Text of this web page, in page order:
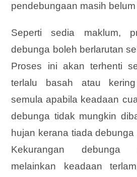
pendebungaan masih
Seperti sedia maklum,
debunga boleh berlarutan
Proses ini akan terhenti
terlalu basah atau
semula apabila keadaan
debunga tidak mungkin
hujan kerana tiada
Kekurangan debunga
melainkan keadaan